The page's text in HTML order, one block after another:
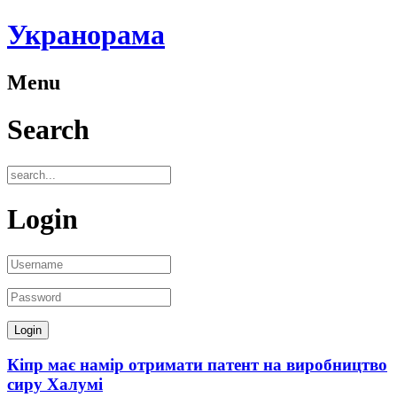
Укранорама
Menu
Search
Login
Кіпр має намір отримати патент на виробництво
сиру Халумі